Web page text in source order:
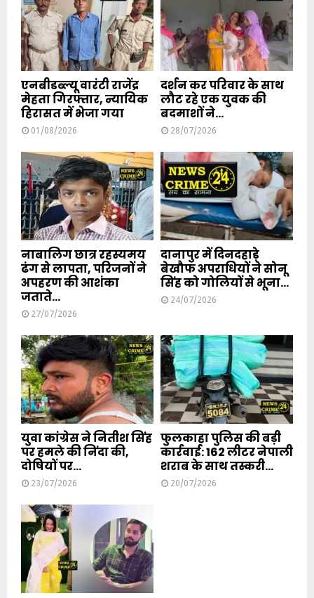
एनबीडब्ल्यू वारंटी राजेंद्र
मेहता गिरफ्तार, न्यायिक
हिरासत में भेजा गया
01/08/2026
दर्शन कर परिवार के साथ
लौट रहे एक युवक की
बदमाशों ने...
28/07/2026
नाबालिग छात्र रहस्यमय
ढंग से लापता, परिजनों ने
अपहरण की आशंका
जताते...
27/07/2026
दानापुर में दिनदहाड़े
बेखौफ अपराधियों ने सोनू
सिंह को गोलियों से भूना...
24/07/2026
युवा कांग्रेस ने नितीश सिंह
पर हमले की निंदा की,
दोषियों पर...
23/07/2026
फुलकाहा पुलिस की बड़ी
कार्रवाई: 162 लीटर नेपाली
शराब के साथ तस्करी...
20/07/2026